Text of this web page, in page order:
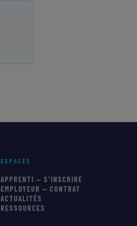
ESPACES
APPRENTI — S'INSCRIRE
EMPLOYEUR — CONTRAT
ACTUALITÉS
RESSOURCES